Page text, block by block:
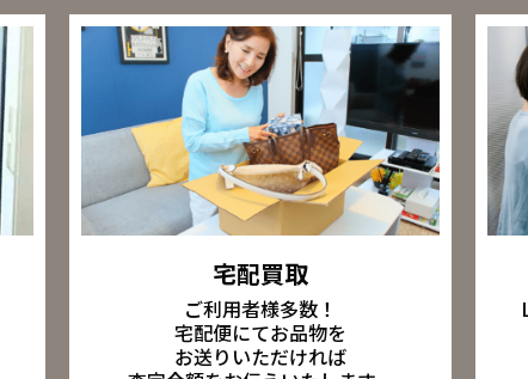
宅配買取
ご利用者様多数！
宅配便にてお品物を
お送りいただければ